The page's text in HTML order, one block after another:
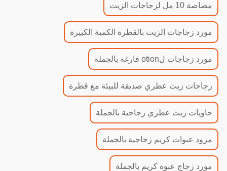
مصاصة 10 مل لزجاجات الزيت
مورد زجاجات الزيت بالقطرة الكمية الكبيرة
مورد زجاجات لotion فارغة بالجملة
زجاجات زيت عطري صديقة للبيئة مع قطرة
حاويات زيت عطري زجاجية بالجملة
مزود عبوات كريم زجاجية بالجملة
مورد زجاج عبوة كريم بالجملة